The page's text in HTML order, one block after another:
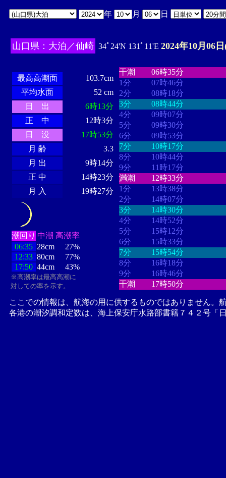
年 月 日
山口県：大泊／仙崎 34ﾟ24'N 131ﾟ11'E 2024年10月06
最高高潮面
103.7cm
平均水面
52 cm
日 出
6時13分
正 中
12時3分
日 没
17時53分
月 齢
3.3
月 出
9時14分
正 中
14時23分
月 入
19時27分
潮回り 中潮 高潮率
06:35 28cm
27%
12:33 80cm
77%
17:50 44cm 43%
※高潮率は最高高潮に
対しての率を示す。
干潮
06時35分
1分
07時46分
2分
08時18分
3分
08時44分
4分
09時07分
5分
09時30分
6分
09時53分
7分
10時17分
8分
10時44分
9分
11時17分
満潮
12時33分
1分
13時38分
2分
14時07分
3分
14時30分
4分
14時52分
5分
15時12分
6分
15時33分
7分
15時54分
8分
16時18分
9分
16時46分
干潮
17時50分
ここでの情報は、航海の用に供するものではありません。
各港の潮汐調和定数は、海上保安庁水路部書籍７４２号「